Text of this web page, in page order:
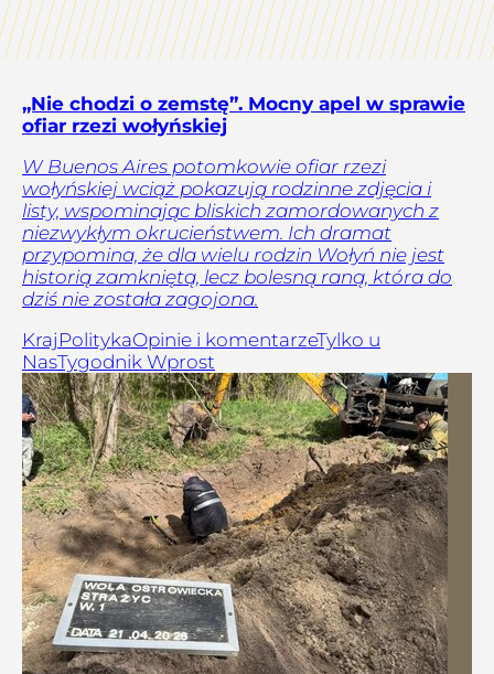
„Nie chodzi o zemstę”. Mocny apel w sprawie
ofiar rzezi wołyńskiej
W Buenos Aires potomkowie ofiar rzezi
wołyńskiej wciąż pokazują rodzinne zdjęcia i
listy, wspominając bliskich zamordowanych z
niezwykłym okrucieństwem. Ich dramat
przypomina, że dla wielu rodzin Wołyń nie jest
historią zamkniętą, lecz bolesną raną, która do
dziś nie została zagojona.
Kraj PolitykaOpinie i komentarzeTylko u
NasTygodnik Wprost